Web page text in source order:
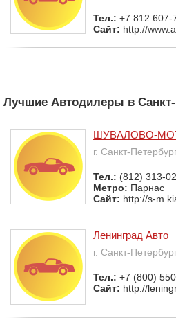
Тел.: +7 812 607-
Сайт: http://
Лучшие Автодилеры в Санкт-
ШУВАЛОВО-
г. Санкт-
Тел.: (812) 313-
Метро: Парнас
Сайт: http://s-
Ленинград Авто
г. Санкт-
Тел.: +7 (800)
Сайт: http://